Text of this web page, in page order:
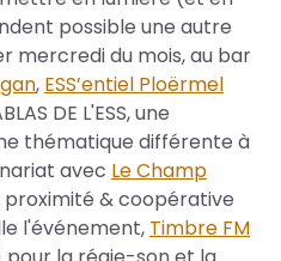
possible une autre
mercredi du mois, au bar
, ESS’entiel Ploërmel
DE L'ESS, une
thématique différente à
avec Le Champ
& coopérative
l'événement, Timbre FM